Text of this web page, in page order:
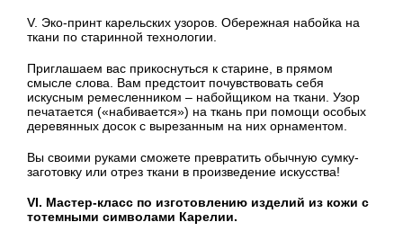
V. Эко-принт карельских узоров. Обережная набойка на
ткани по старинной технологии.
Приглашаем вас прикоснуться к старине, в прямом
смысле слова. Вам предстоит почувствовать себя
искусным ремесленником – набойщиком на ткани. Узор
печатается («набивается») на ткань при помощи особых
деревянных досок с вырезанным на них орнаментом.
Вы своими руками сможете превратить обычную сумку-
заготовку или отрез ткани в произведение искусства!
VI. Мастер-класс по изготовлению изделий из кожи с
тотемными символами Карелии.